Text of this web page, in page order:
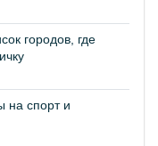
городов, где
на спорт и